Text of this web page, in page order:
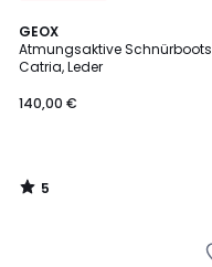
GEOX
Atmungsaktive Schnürboots
Catria, Leder
140,00 €
5
/
5
5
/